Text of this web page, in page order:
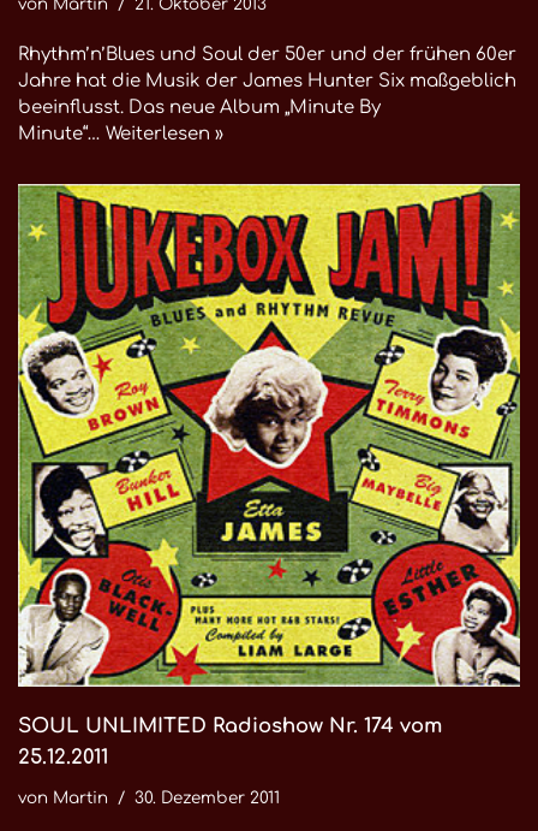
von Martin 21. Oktober 2013
Rhythm’n’Blues und Soul der 50er und der frühen 60er
Jahre hat die Musik der James Hunter Six maßgeblich
beeinflusst. Das neue Album „Minute By
Minute“… Weiterlesen »
SOUL UNLIMITED Radioshow Nr. 174 vom
25.12.2011
von Martin 30. Dezember 2011